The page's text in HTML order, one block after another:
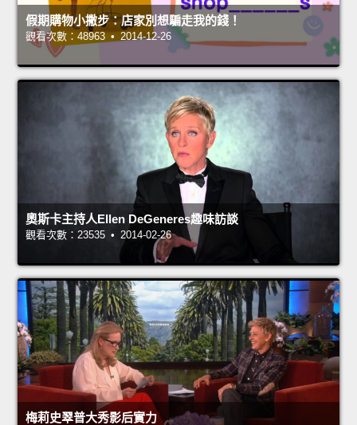
假期購物小撇步：店家別想騙走我的錢！
觀看次數：48963 • 2014-12-26
奧斯卡主持人Ellen DeGeneres趣味訪談
觀看次數：23535 • 2014-02-26
梅莉史翠普大秀影后實力